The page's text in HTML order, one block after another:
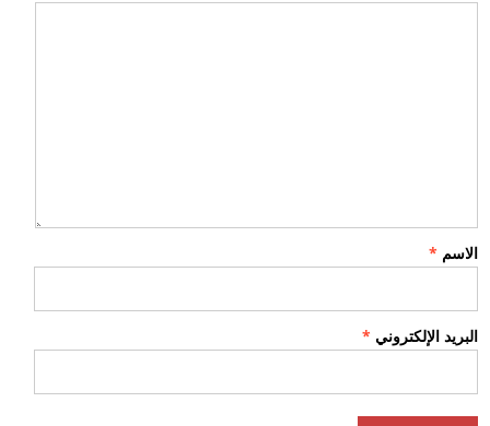
الاسم *
البريد الإلكتروني *